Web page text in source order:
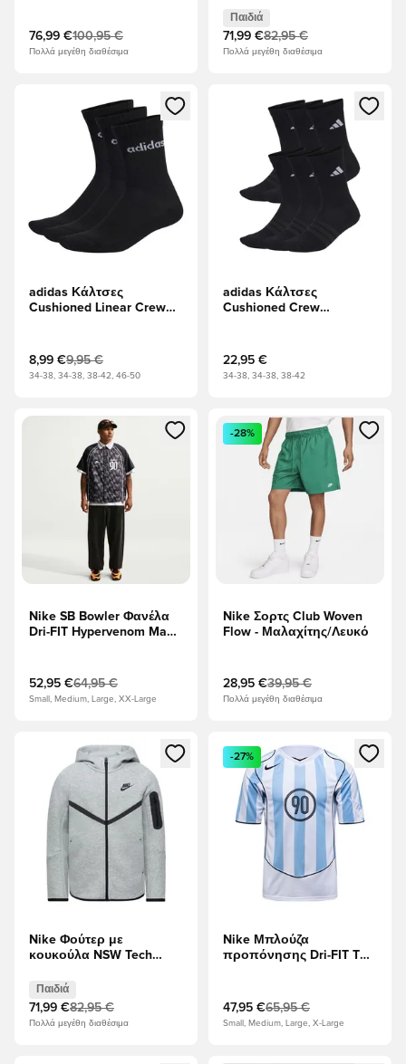
76,99 €100,95 €
Πολλά μεγέθη διαθέσιμα
Παιδιά
71,99 €82,95 €
Πολλά μεγέθη διαθέσιμα
Ανοίγει ένα Modal για να συνδεθείτε ή να εγγραφείτε ως
adidas Κάλτσες
Cushioned Linear Crew
8,99 €9,95 €
34-38, 34-38, 38-42, 46-50
Ανοίγει ένα Modal για να
adidas Κάλτσες
Cushioned Crew
22,95 €
34-38, 34-38, 38-42
Ανοίγει ένα Modal για να συνδεθείτε ή να εγγραφείτε ως
Nike SB Bowler Φανέλα
Dri-FIT Hypervenom Mad
ΈΚΔΟΣΗ
52,95 €64,95 €
Small, Medium, Large, XX-Large
Ανοίγει ένα Modal για να
-28%
Nike Σορτς Club Woven
Flow - Μαλαχίτης/Λευκό
28,95 €39,95 €
Πολλά μεγέθη διαθέσιμα
Ανοίγει ένα Modal για να συνδεθείτε ή να εγγραφείτε ως
Nike Φούτερ με
κουκούλα NSW Tech
Χέδερ/μαύρο Παιδιά
Παιδιά
71,99 €82,95 €
Πολλά μεγέθη διαθέσιμα
Ανοίγει ένα Modal για να
-27%
Nike Μπλούζα
προπόνησης Dri-FIT T90
μαύρο
47,95 €65,95 €
Small, Medium, Large, X-Large